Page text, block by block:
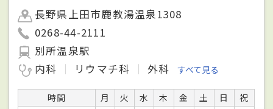
長野県上田市鹿教湯温泉1308
0268-44-2111
別所温泉駅
内科
リウマチ科 外科 すべて見る
時間 月 火 水 木 金 土 日
祝